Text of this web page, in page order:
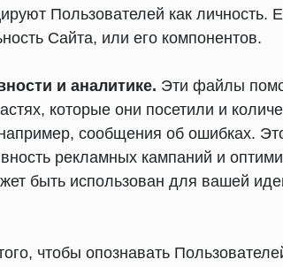
Пользователей как личность.
Сайта, или его компонентов.
и аналитике. Эти файлы
которые они посетили и
сообщения об ошибках.
рекламных кампаний и
быть использован для вашей
чтобы опознавать